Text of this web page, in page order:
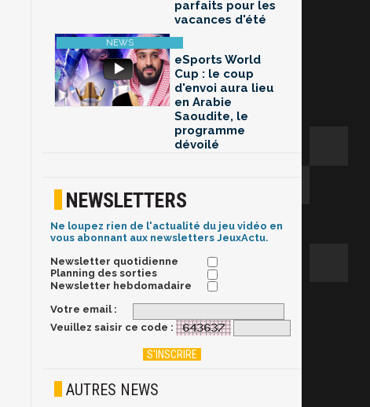
parfaits pour les
vacances d'été
eSports World
Cup : le coup
d'envoi aura lieu
en Arabie
Saoudite, le
programme
dévoilé
NEWSLETTERS
Ne loupez rien de l'actualité du jeu vidéo en
vous abonnant aux newsletters JeuxActu.
Newsletter quotidienne
Planning des sorties
Newsletter hebdomadaire
Votre email :
Veuillez saisir ce code :
AUTRES NEWS